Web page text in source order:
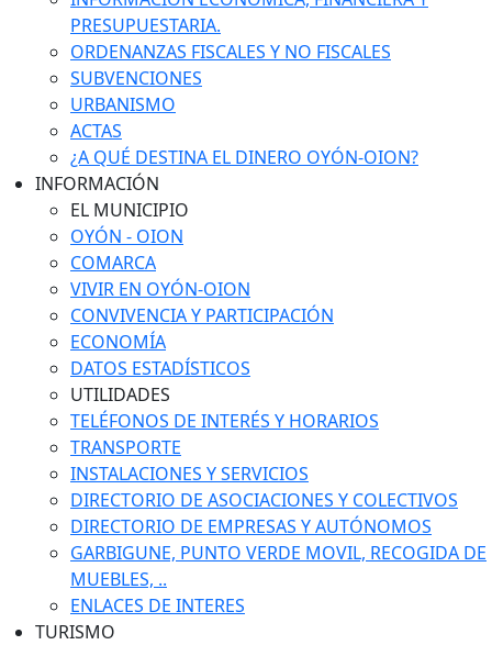
PRESUPUESTARIA.
ORDENANZAS FISCALES Y NO FISCALES
SUBVENCIONES
URBANISMO
ACTAS
¿A QUÉ DESTINA EL DINERO OYÓN-OION?
INFORMACIÓN
EL MUNICIPIO
OYÓN - OION
COMARCA
VIVIR EN OYÓN-OION
CONVIVENCIA Y PARTICIPACIÓN
ECONOMÍA
DATOS ESTADÍSTICOS
UTILIDADES
TELÉFONOS DE INTERÉS Y HORARIOS
TRANSPORTE
INSTALACIONES Y SERVICIOS
DIRECTORIO DE ASOCIACIONES Y COLECTIVOS
DIRECTORIO DE EMPRESAS Y AUTÓNOMOS
GARBIGUNE, PUNTO VERDE MOVIL, RECOGIDA DE
MUEBLES, ..
ENLACES DE INTERES
TURISMO